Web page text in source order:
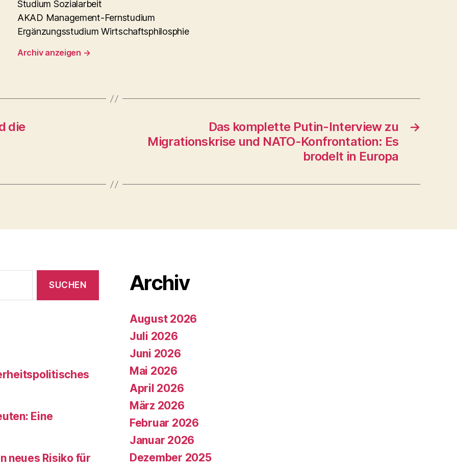
Studium Sozialarbeit
AKAD Management-Fernstudium
Ergänzungsstudium Wirtschaftsphilosphie
Archiv anzeigen →
die →
Das komplette Putin-Interview zu
Migrationskrise und NATO-Konfrontation: Es
brodelt in Europa
Eine
neues Risiko für
Archiv
August 2026
Juli 2026
Juni 2026
Mai 2026
April 2026
März 2026
Februar 2026
Januar 2026
Dezember 2025